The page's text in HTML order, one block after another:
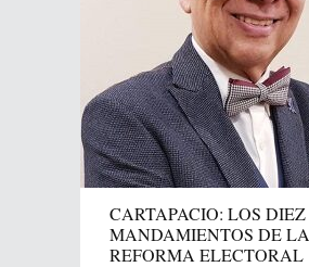
CARTAPACIO: LOS DIEZ
MANDAMIENTOS DE LA
REFORMA ELECTORAL